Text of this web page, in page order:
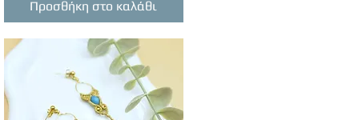
Προσθήκη στο καλάθι